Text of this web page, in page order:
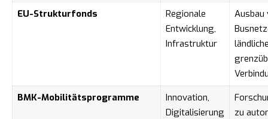
EU-Strukturfonds
Regionale
Entwicklung,
Infrastruktur
Ausbau
BMK-Mobilitätsprogramme
Innovation,
Digitalisierung
zu